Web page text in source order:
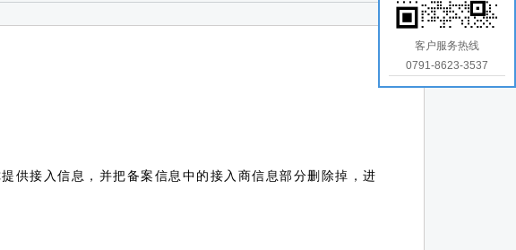
供接入信息，并把备案信息中的接入商信息部分删除掉，进
客户服务热线
0791-8623-3537